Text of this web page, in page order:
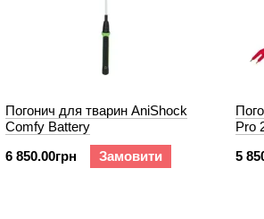
Погонич для тварин AniShock
Comfy Battery
6 850.00грн
Замовити
Pro
5